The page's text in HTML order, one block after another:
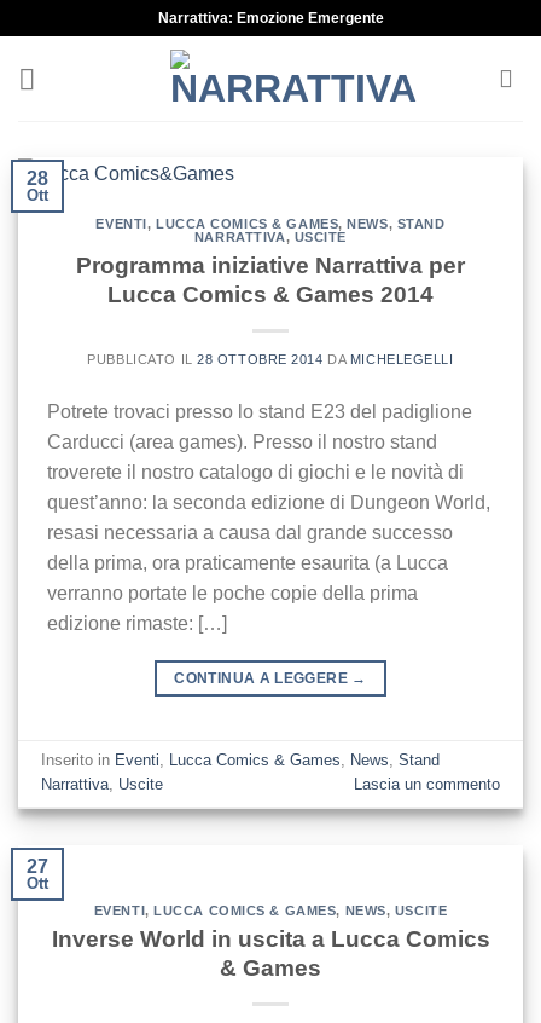
content
Narrattiva: Emozione Emergente
28
Ott
EVENTI , LUCCA COMICS & GAMES, NEWS, STAND
NARRATTIVA, USCITE
Programma iniziative Narrattiva per
Lucca Comics & Games 2014
PUBBLICATO IL28 OTTOBRE 2014 DA MICHELEGELLI
Potrete trovaci presso lo stand E23 del padiglione
Carducci (area games). Presso il nostro stand
troverete il nostro catalogo di giochi e le novità di
quest’anno: la seconda edizione di Dungeon World,
resasi necessaria a causa dal grande successo
della prima, ora praticamente esaurita (a Lucca
verranno portate le poche copie della prima
edizione rimaste: […]
CONTINUA A LEGGERE →
Inserito in Eventi, Lucca Comics & Games, News,Stand
Narrattiva, Uscite Lascia un commento
27
Ott
EVENTI,LUCCA COMICS & GAMES, NEWS, USCITE
Inverse World in uscita a Lucca Comics
& Games